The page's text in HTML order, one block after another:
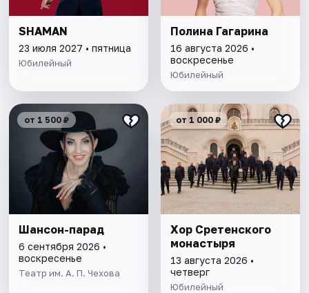
SHAMAN
23 июля 2027 • пятница
Юбилейный
Полина Гагарина
16 августа 2026 •
воскресенье
Юбилейный
от 1 500 ₽
Шансон-парад
6 сентября 2026 •
воскресенье
Театр им. А. П. Чехова
от 1 000 ₽
Хор Сретенского
монастыря
13 августа 2026 •
четверг
Юбилейный